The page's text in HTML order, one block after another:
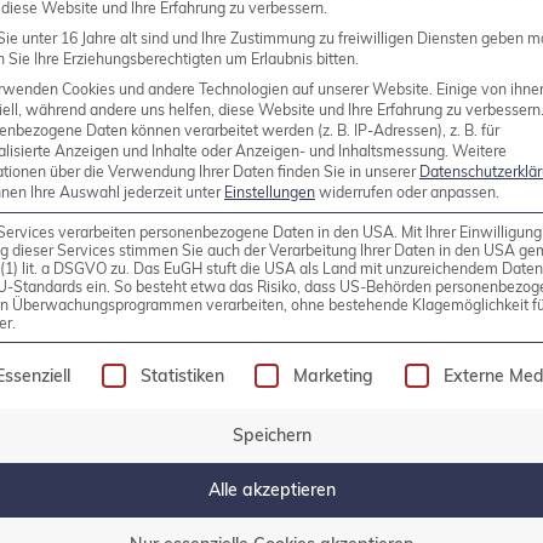
der Woche: sysstat
sollte immer mit effektiven Werkzeugen
von Kommandozeilen-Programmen, die
verschaffen. In ihrer Arbeitsweise sind sie
Daten […]
Website und Ihre Erfahrung zu verbessern.
unter 16 Jahre alt sind und Ihre Zustimmung zu freiwilligen Diensten geben
Sie Ihre Erziehungsberechtigten um Erlaubnis bitten.
Cookies und andere Technologien auf unserer Website. Einige von
während andere uns helfen, diese Website und Ihre Erfahrung zu verbessern.
Daten können verarbeitet werden (z. B. IP-Adressen), z. B. für
Anzeigen und Inhalte oder Anzeigen- und Inhaltsmessung. Weitere
über die Verwendung Ihrer Daten finden Sie in unserer
Ihre Auswahl jederzeit unter Einstellungen widerrufen oder anpassen.
verarbeiten personenbezogene Daten in den USA. Mit Ihrer
dieser Services stimmen Sie auch der Verarbeitung Ihrer Daten in den USA
lit. a DSGVO zu. Das EuGH stuft die USA als Land mit unzureichendem
Standards ein. So besteht etwa das Risiko, dass US-Behörden
Überwachungsprogrammen verarbeiten, ohne bestehende Klagemöglichkeit
eine Liste der Service-Gruppen, für die eine
Statistiken Marketing Externe
Speichern
Alle akzeptieren